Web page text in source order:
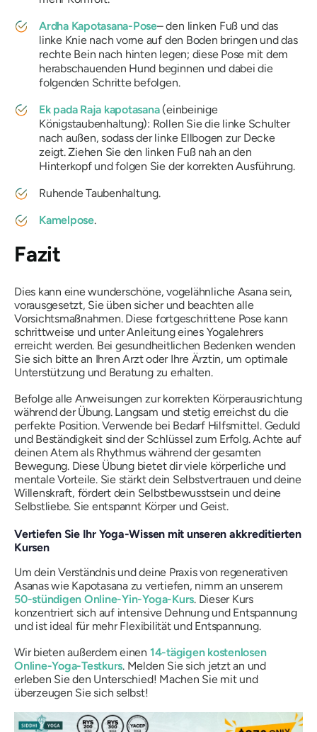
Ardha Kapotasana-Pose– den linken Fuß und das
linke Knie nach vorne auf den Boden bringen und das
rechte Bein nach hinten legen; diese Pose mit dem
herabschauenden Hund beginnen und dabei die
folgenden Schritte befolgen.
Ek pada Raja kapotasana(einbeinige
Königstaubenhaltung): Rollen Sie die linke Schulter
nach außen, sodass der linke Ellbogen zur Decke
zeigt. Ziehen Sie den linken Fuß nah an den
Hinterkopf und folgen Sie der korrekten Ausführung.
Ruhende Taubenhaltung.
Kamelpose.
Fazit
Dies kann eine wunderschöne, vogelähnliche Asana sein,
vorausgesetzt, Sie üben sicher und beachten alle
Vorsichtsmaßnahmen. Diese fortgeschrittene Pose kann
schrittweise und unter Anleitung eines Yogalehrers
erreicht werden. Bei gesundheitlichen Bedenken wenden
Sie sich bitte an Ihren Arzt oder Ihre Ärztin, um optimale
Unterstützung und Beratung zu erhalten.
Befolge alle Anweisungen zur korrekten Körperausrichtung
während der Übung. Langsam und stetig erreichst du die
perfekte Position. Verwende bei Bedarf Hilfsmittel. Geduld
und Beständigkeit sind der Schlüssel zum Erfolg. Achte auf
deinen Atem als Rhythmus während der gesamten
Bewegung. Diese Übung bietet dir viele körperliche und
mentale Vorteile. Sie stärkt dein Selbstvertrauen und deine
Willenskraft, fördert dein Selbstbewusstsein und deine
Selbstliebe. Sie entspannt Körper und Geist.
Vertiefen Sie Ihr Yoga-Wissen mit unseren akkreditierten
Kursen
Um dein Verständnis und deine Praxis von regenerativen
Asanas wie Kapotasana zu vertiefen, nimm an unserem
50-stündigen Online-Yin-Yoga-Kurs. Dieser Kurs
konzentriert sich auf intensive Dehnung und Entspannung
und ist ideal für mehr Flexibilität und Entspannung.
Wir bieten außerdem einen 14-tägigen kostenlosen
Online-Yoga-Testkurs. Melden Sie sich jetzt an und
erleben Sie den Unterschied! Machen Sie mit und
überzeugen Sie sich selbst!